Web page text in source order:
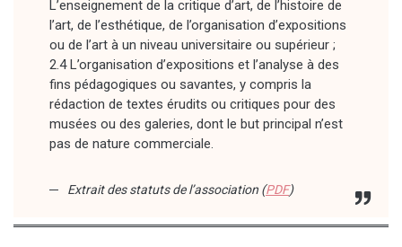
L’enseignement de la critique d’art, de l’histoire de
l’art, de l’esthétique, de l’organisation d’expositions
ou de l’art à un niveau universitaire ou supérieur ;
2.4 L’organisation d’expositions et l’analyse à des
fins pédagogiques ou savantes, y compris la
rédaction de textes érudits ou critiques pour des
musées ou des galeries, dont le but principal n’est
pas de nature commerciale.
Extrait des statuts de l’association (PDF)